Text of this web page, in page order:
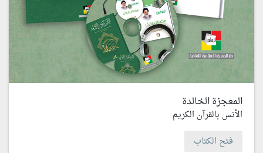
المعجزة الخالدة
الأنس بالقرآن الكريم
فتح الكتاب